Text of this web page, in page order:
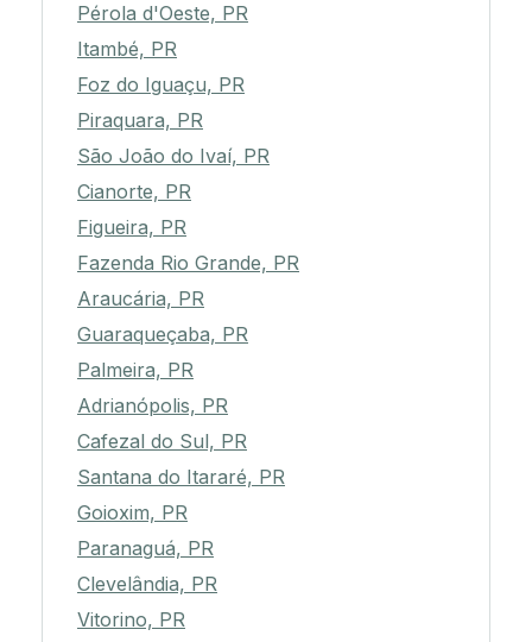
Pérola d'Oeste, PR
Itambé, PR
Foz do Iguaçu, PR
Piraquara, PR
São João do Ivaí, PR
Cianorte, PR
Figueira, PR
Fazenda Rio Grande, PR
Araucária, PR
Guaraqueçaba, PR
Palmeira, PR
Adrianópolis, PR
Cafezal do Sul, PR
Santana do Itararé, PR
Goioxim, PR
Paranaguá, PR
Clevelândia, PR
Vitorino, PR